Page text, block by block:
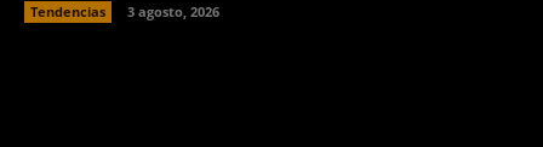
Tendencias 3 agosto, 2026